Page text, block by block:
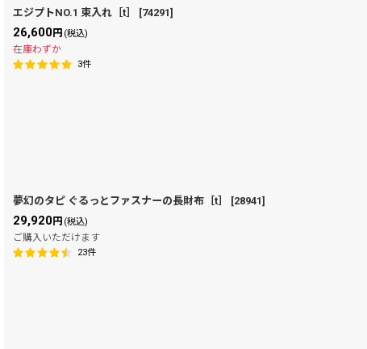
エジプトNO.1 束入れ［t］ [74291]
26,600円 (税込)
在庫わずか
3件
夢幻のタピ ぐるっとファスナーの長財布［t］ [28941]
29,920円 (税込)
ご購入いただけます
23件